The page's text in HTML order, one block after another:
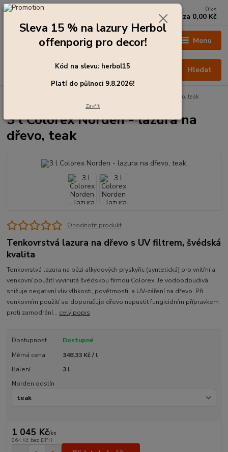
Menu
Hledat
+420 273 136 255
0 ks
za 0,00 Kč
3 l Colorex Norden - lazura na dřevo, teak
3 l Colorex Norden - lazura na
dřevo, teak
Ohodnotit produkt
Tenkovrstvá lazura na dřevo s UV filtrem, švédská
kvalita
Tenkovrstvá lazura na bázi alkydových pryskyřic (syntetická) pro vnitřní a
venkovní použití vyvinutá švédskou firmou Colorex. Je vodoodpudivá,
snižuje negativní vliv vlhkosti, povětrnosti a UV-záření na dřevo. Při
venkovním použití se doporučuje dřevo napustit fungicidním přípravkem
proti zamodrání... celý popis
Dostupnost
Dostupné
Měrná cena
348,33 Kč / l
Balení
3 l
Norden odstín
1 045 Kč/ks
864 Kč bez DPH
Sleva 15 % na lazury Herbol
offenporig pro decor!
Kód na slevu: herbol15
Platí do půlnoci 9.8.2026!
Zavřít